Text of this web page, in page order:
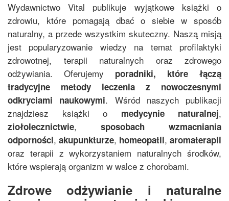
Wydawnictwo Vital publikuje wyjątkowe książki o
zdrowiu, które pomagają dbać o siebie w sposób
naturalny, a przede wszystkim skuteczny. Naszą misją
jest popularyzowanie wiedzy na temat profilaktyki
zdrowotnej, terapii naturalnych oraz zdrowego
odżywiania. Oferujemy poradniki, które łączą
tradycyjne metody leczenia z nowoczesnymi
odkryciami naukowymi. Wśród naszych publikacji
znajdziesz książki o medycynie naturalnej,
ziołolecznictwie, sposobach wzmacniania
odporności, akupunkturze, homeopatii, aromaterapii
oraz terapii z wykorzystaniem naturalnych środków,
które wspierają organizm w walce z chorobami.
Zdrowe odżywianie i naturalne